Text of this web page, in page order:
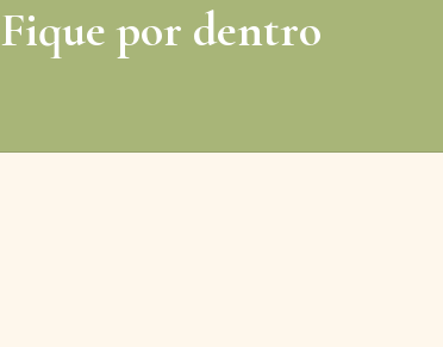
Fique por dentro